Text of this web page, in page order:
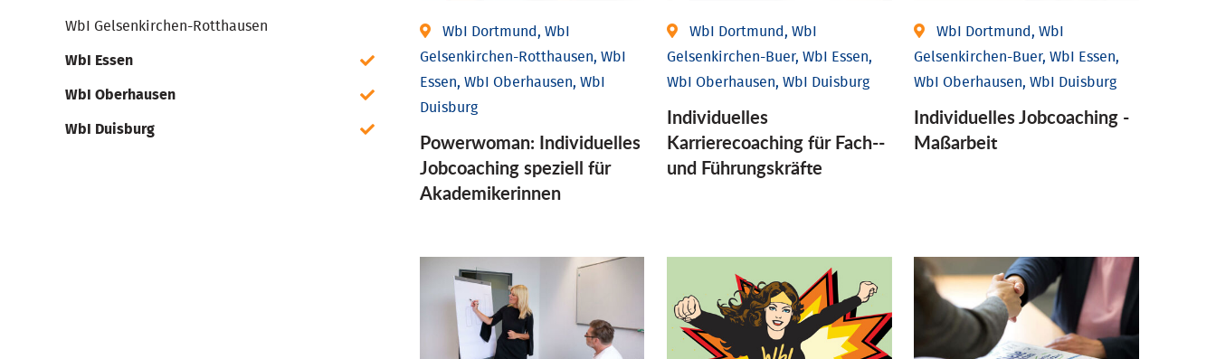
WbI Gelsenkirchen-Rotthausen
WbI Essen
WbI Oberhausen
WbI Duisburg
WbI Dortmund, WbI
Gelsenkirchen-Rotthausen, WbI
Essen, WbI Oberhausen, WbI
Duisburg
Powerwoman: Individu­elles
Job­coaching speziell für
Aka­demiker­innen
WbI Dortmund, WbI
Gelsenkirchen-Buer, WbI Essen,
WbI Oberhausen, WbI Duisburg
Individu­elles
Karrierecoaching für Fach-­
und Führungs­kräfte
WbI Dortmund, WbI
Gelsenkirchen-Buer, WbI Essen,
WbI Oberhausen, WbI Duisburg
Individu­elles Job­coaching -
Maßarbeit